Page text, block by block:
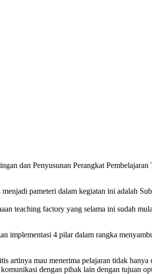
dan Penyusunan Perangkat
pameteri dalam kegiatan ini adalah
teaching factory yang selama ini sudah
implementasi 4 pilar dalam rangka
artinya mau menerima pelajaran tidak hanya
dengan pihak lain dengan tujuan